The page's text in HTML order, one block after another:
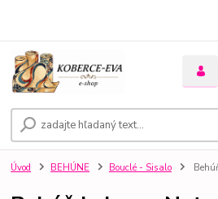
Úvod BEHÚNE Bouclé - Sisalo